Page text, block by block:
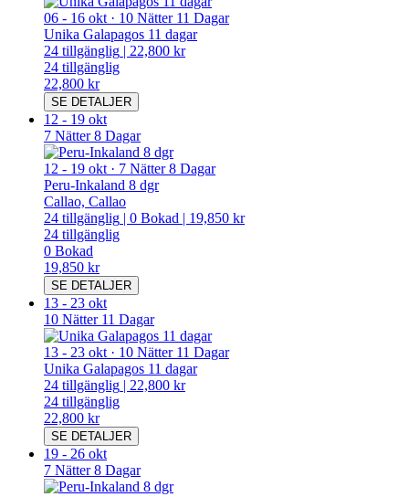
06 - 16 okt · 10 Nätter 11 Dagar
Unika Galapagos 11 dagar
24 tillgänglig | 22,800 kr
24 tillgänglig
22,800 kr
SE DETALJER
12 - 19 okt
7 Nätter 8 Dagar
12 - 19 okt · 7 Nätter 8 Dagar
Peru-Inkaland 8 dgr
Callao, Callao
24 tillgänglig | 0 Bokad | 19,850 kr
24 tillgänglig
0 Bokad
19,850 kr
SE DETALJER
13 - 23 okt
10 Nätter 11 Dagar
13 - 23 okt · 10 Nätter 11 Dagar
Unika Galapagos 11 dagar
24 tillgänglig | 22,800 kr
24 tillgänglig
22,800 kr
SE DETALJER
19 - 26 okt
7 Nätter 8 Dagar